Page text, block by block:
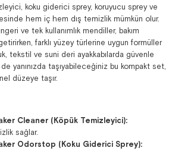
koku giderici sprey, koruyucu sprey ve
hem iç hem dış temizlik mümkün olur.
ve tek kullanımlık mendiller, bakım
farklı yüzey türlerine uygun formüller
tekstil ve suni deri ayakkabılarda güvenle
yanınızda taşıyabileceğiniz bu kompakt set,
düzeye taşır.
Cleaner (Köpük Temizleyici):
sağlar.
Odorstop (Koku Giderici Sprey):